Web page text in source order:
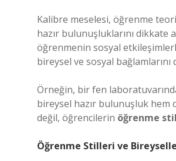
Kalibre meselesi, öğrenme
hazır bulunuşluklarını dikkate
öğrenmenin sosyal
bireysel ve sosyal
Örneğin, bir fen
bireysel hazır bulunuşluk hem
değil, öğrencilerin öğrenme
Öğrenme Stilleri ve